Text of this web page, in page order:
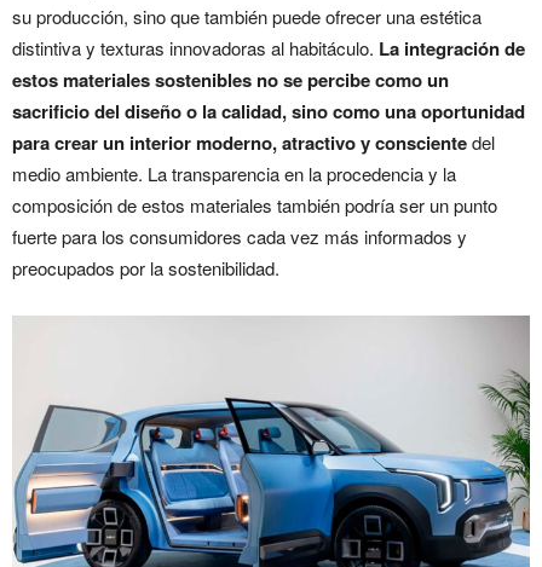
su producción, sino que también puede ofrecer una estética
distintiva y texturas innovadoras al habitáculo. La integración de
estos materiales sostenibles no se percibe como un
sacrificio del diseño o la calidad, sino como una oportunidad
para crear un interior moderno, atractivo y conscientedel
medio ambiente. La transparencia en la procedencia y la
composición de estos materiales también podría ser un punto
fuerte para los consumidores cada vez más informados y
preocupados por la sostenibilidad.